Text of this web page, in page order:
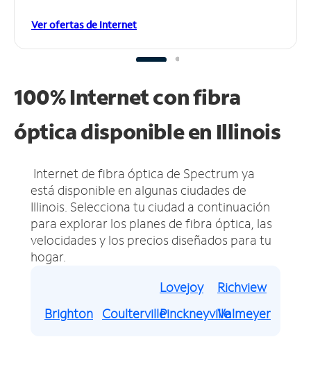
Ver ofertas de Internet
100% Internet con fibra
óptica disponible en Illinois
Internet de fibra óptica de Spectrum ya
está disponible en algunas ciudades de
Illinois. Selecciona tu ciudad a continuación
para explorar los planes de fibra óptica, las
velocidades y los precios diseñados para tu
hogar.
Brighton Coulterville
Lovejoy
Pinckneyville
Richview
Valmeyer